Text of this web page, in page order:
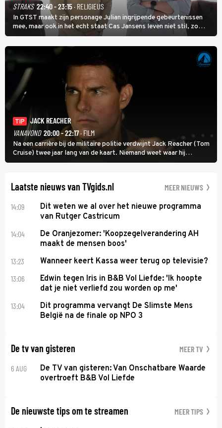
STRAKS 22:40 - 23:15· RELIGIEUS
In GTST maakt zijn personage Julian ingrijpende gebeurtenissen
mee, maar ook in het echt staat Cas Jansens leven niet stil, zo
vertelt hij in Adieu! Volgende Kaart.
TIP
JACK REACHER
VANAVOND 20:00 - 22:17· FILM
Na een carrière bij de militaire politie verdwijnt Jack Reacher (Tom
Cruise) twee jaar lang van de kaart. Niemand weet waar hij
uithangt, totdat moordverdachte James Barr naar hem vraagt.
Laatste nieuws van TVgids.nl MEER NIEUWS
14:09
Dit weten we al over het nieuwe programma
van Rutger Castricum
14:04
De Oranjezomer: 'Koopzegelverandering AH
maakt de mensen boos'
13:23 Wanneer keert Kassa weer terug op televisie?
13:06
Edwin tegen Iris in B&B Vol Liefde: 'Ik hoopte
dat je niet verliefd zou worden op me'
13:04
Dit programma vervangt De Slimste Mens
België na de finale op NPO 3
De tv van gisteren MEER TV
6 AUG
De TV van gisteren: Van Onschatbare Waarde
overtroeft B&B Vol Liefde
De nieuwste tips om te streamen MEER TIPS